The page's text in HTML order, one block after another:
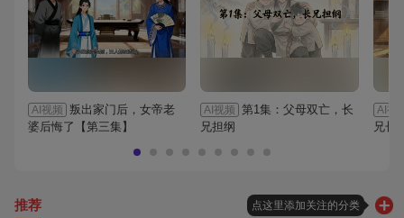
AI视频 叛出家门后，女帝老
婆后悔了【第三集】
AI视频
第1集：父母双亡，长
兄担纲
AI视
兄长
推荐 点这里添加关注的分类